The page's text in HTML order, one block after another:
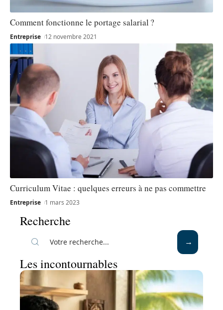
Comment fonctionne le portage salarial ?
Entreprise 12 novembre 2021
Curriculum Vitae : quelques erreurs à ne pas commettre
Entreprise 1 mars 2023
Recherche
Les incontournables